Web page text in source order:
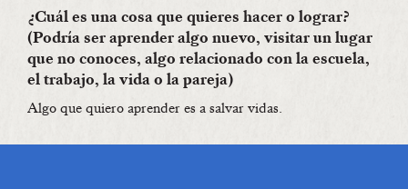
¿Cuál es una cosa que quieres hacer o lograr?
(Podría ser aprender algo nuevo, visitar un lugar
que no conoces, algo relacionado con la escuela,
el trabajo, la vida o la pareja)
Algo que quiero aprender es a salvar vidas.